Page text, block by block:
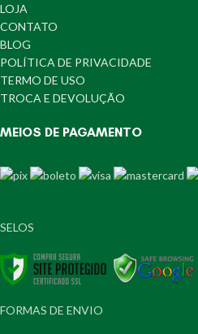
LOJA
CONTATO
BLOG
POLÍTICA DE PRIVACIDADE
TERMO DE USO
TROCA E DEVOLUÇÃO
MEIOS DE PAGAMENTO
SELOS
FORMAS DE ENVIO